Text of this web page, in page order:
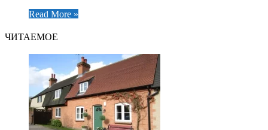
Read More »
ЧИТАЕМОЕ